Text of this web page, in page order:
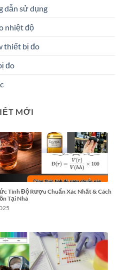
dẫn sử dụng
nhiệt độ
thiết bị đo
đo
MỚI
Tính Độ Rượu Chuẩn Xác Nhất & Cách
Tại Nhà